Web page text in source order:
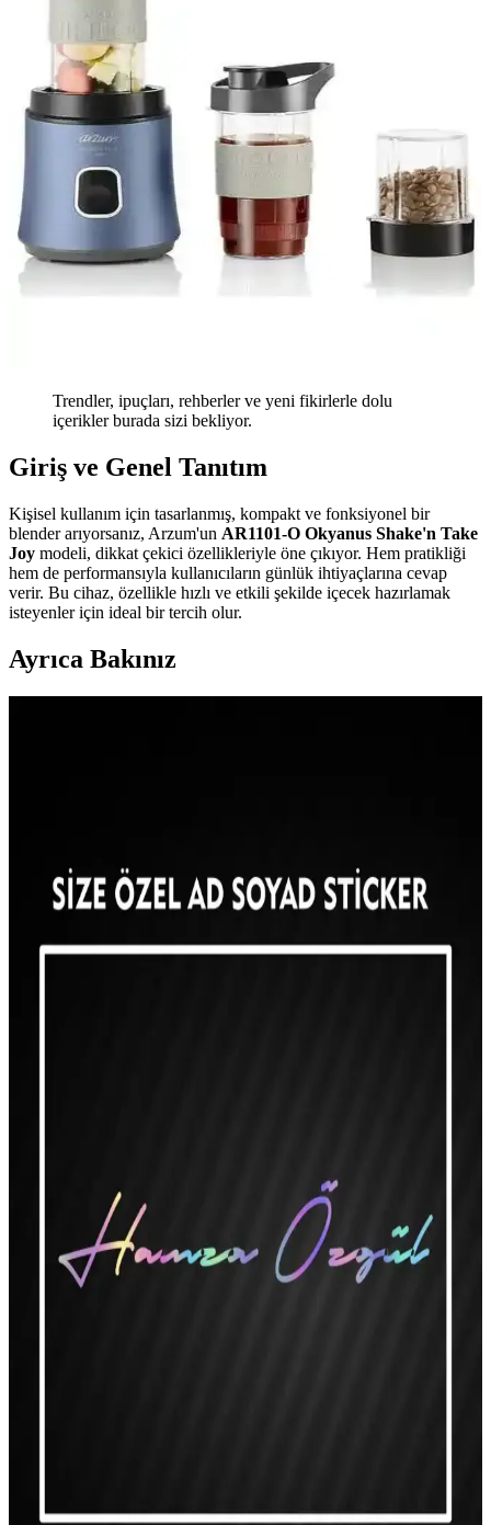
Trendler, ipuçları, rehberler ve yeni fikirlerle dolu
içerikler burada sizi bekliyor.
Giriş ve Genel Tanıtım
Kişisel kullanım için tasarlanmış, kompakt ve fonksiyonel bir
blender arıyorsanız, Arzum'un AR1101-O Okyanus Shake'n Take
Joy modeli, dikkat çekici özellikleriyle öne çıkıyor. Hem pratikliği
hem de performansıyla kullanıcıların günlük ihtiyaçlarına cevap
verir. Bu cihaz, özellikle hızlı ve etkili şekilde içecek hazırlamak
isteyenler için ideal bir tercih olur.
Ayrıca Bakınız
Ev Dekorasyonunda Yaratıcı Tatlı Süslemeleriyle
Estetik ve Yenilikçi Dokunuşlar
Ev dekorasyonunda tatlı süslemeleri kullanarak mekanlara estetik ve
Türk Bayraklı Kan Grubu Yaması: Estetik ve
Dayanıklı Kişisel İfade Aksesuarı
Türk bayraklı ve kan grubu bilgisi içeren yüksek kaliteli yama,
dayanıklı nakış detaylarıyla kıyafet ve aksesuarlarınızı
kişiselleştirmenize olanak tanır.